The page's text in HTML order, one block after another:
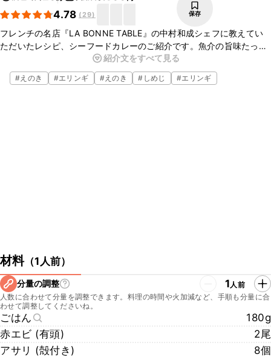
4.78 (29) 保存
フレンチの名店『LA BONNE TABLE』の中村和成シェフに教えてい
ただいたレシピ、シーフードカレーのご紹介です。魚介の旨味たっぷ
りのシーフードカレーが、フライパンひとつお作りいただけますよ。
ぜひ、ご家庭でも作ってみてくださいね。
▼クラシル公式SNSはこちら
・クラシルYouTube
https://www.youtube.com/watch?v=0x4tYdWFllA
・クラシルTikTok
https://www.tiktok.com/@kurashiru.com
・クラシルInstagram
https://www.instagram.com/kurashiru/
紹介文をすべて見る
#えのき #エリンギ #えのき # しめじ #エリンギ
材料（1人前）
分量の調整 1人前
人数に合わせて分量を調整できます。料理の時間や火加減など、手順も分量に合
わせて調整してくださいね。
ごはん
180g
赤エビ (有頭)
2尾
アサリ (殻付き)
8個